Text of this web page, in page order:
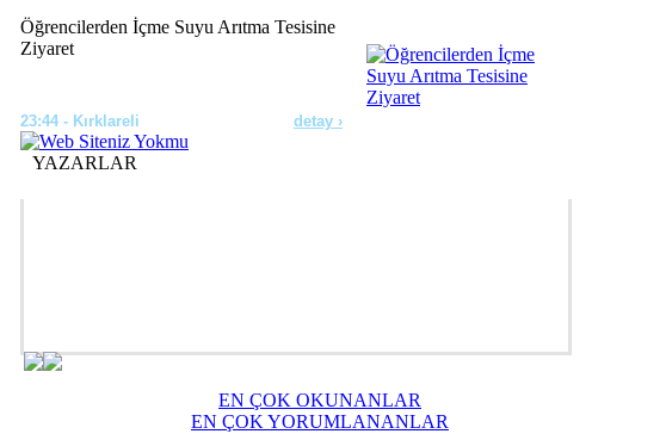
Öğrencilerden İçme Suyu Arıtma Tesisine
Ziyaret
23:44 - Kırklareli detay ›
Okul ve Camilerde Dezenfeksiyon
detay ›
YAZARLAR
EN ÇOK OKUNANLAR
EN ÇOK YORUMLANANLAR